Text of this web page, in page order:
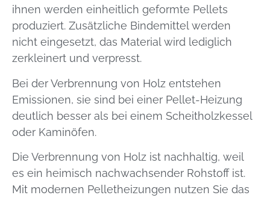
ihnen werden einheitlich geformte Pellets
produziert. Zusätzliche Bindemittel werden
nicht eingesetzt, das Material wird lediglich
zerkleinert und verpresst.
Bei der Verbrennung von Holz entstehen
Emissionen, sie sind bei einer Pellet-Heizung
deutlich besser als bei einem Scheitholzkessel
oder Kaminöfen.
Die Verbrennung von Holz ist nachhaltig, weil
es ein heimisch nachwachsender Rohstoff ist.
Mit modernen Pelletheizungen nutzen Sie das